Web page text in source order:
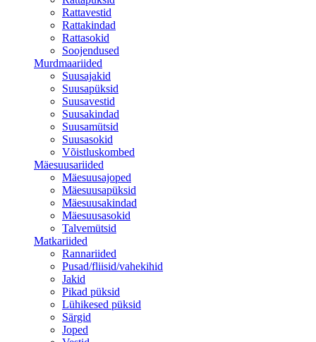
Rattavestid
Rattakindad
Rattasokid
Soojendused
Murdmaariided
Suusajakid
Suusapüksid
Suusavestid
Suusakindad
Suusamütsid
Suusasokid
Võistluskombed
Mäesuusariided
Mäesuusajoped
Mäesuusapüksid
Mäesuusakindad
Mäesuusasokid
Talvemütsid
Matkariided
Rannariided
Pusad/fliisid/vahekihid
Jakid
Pikad püksid
Lühikesed püksid
Särgid
Joped